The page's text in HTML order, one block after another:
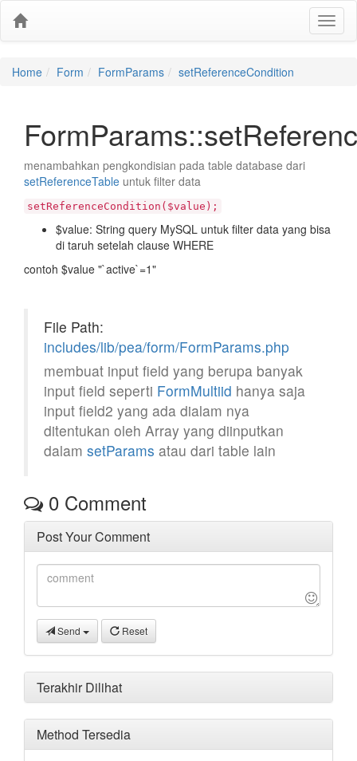
Home Form FormParams setReferenceCondition
menambahkan pengkondisian pada table database dari
setReferenceTable untuk filter data
setReferenceCondition($value);
$value: String query MySQL untuk filter data yang bisa
di taruh setelah clause WHERE
contoh $value "`active`=1"
File Path:
includes/lib/pea/form/FormParams.php
membuat input field yang berupa banyak
input field seperti FormMultiid hanya saja
input field2 yang ada dialam nya
ditentukan oleh Array yang diinputkan
dalam setParams atau dari table lain
0 Comment
Post Your Comment
Send Reset
Terakhir Dilihat
Method Tersedia